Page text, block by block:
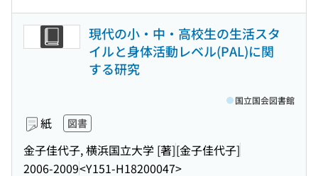
現代の小・中・高校生の生活スタ
イルと身体活動レベル(PAL)に関
する研究
紙 図書
金子佳代子, 横浜国立大学 [著][金子佳代子]
2006-2009<Y151-H18200047>
国立国会図書館